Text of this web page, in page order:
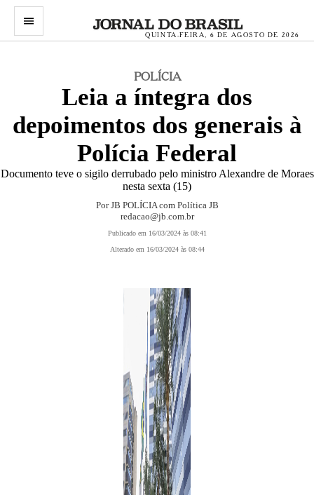
menu
QUINTA-FEIRA, 6 DE AGOSTO DE 2026
POLÍCIA
Leia a íntegra dos
depoimentos dos generais à
Polícia Federal
Documento teve o sigilo derrubado pelo ministro Alexandre de Moraes
nesta sexta (15)
Por JB POLÍCIA com Política JB
redacao@jb.com.br
Publicado em 16/03/2024 às 08:41
Alterado em 16/03/2024 às 08:44